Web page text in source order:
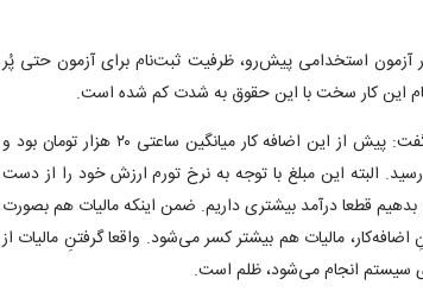
استخدامی پیش‌رو، ظرفیت ثبت‌نام برای آزمون حتی پُر
این کار سخت با این حقوق به شدت کم شده است.
آریا مقدم در مورد افزایش مبلغ اضافه کار گفت: پیش از این اضافه کار میانگین ساعتی ۲۰ هزار تومان بود و
میانگین به ۶۰هزار تومان رسید. البته این مبلغ با توجه به نرخ تورم ارزش خود را از دست
بدهیم قطعا درآمد بیشتری داریم. ضمن اینکه مالیات هم بصورت
و با ۲ و نیم برابر شدنِ اضافه‌کار، مالیات هم بیشتر کسر می‌شود. واقعا گرفتنِ مالیات از
سیستم انجام می‌شود، ظلم است.